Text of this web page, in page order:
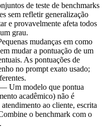
de teste de benchmarks
sem refletir generalização
e provavelmente afeta todos
grau.
mudanças em como
mudar a pontuação de um
As pontuações de
no prompt exato usado;
Um modelo que pontua
acadêmico) não é
ao cliente, escrita
o benchmark com o